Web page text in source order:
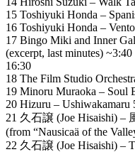
15 Toshiyuki Honda –
16 Toshiyuki Honda –
17 Bingo Miki and Inner
(excerpt, last minutes) ~3:40
16:30
18 The Film Studio
19 Minoru Muraoka – Soul
20 Hizuru – Ushiwakamaru
21 久石譲 (Joe Hisaishi) –
(from “Nausicaä of the
22 久石譲 (Joe Hisaishi) –